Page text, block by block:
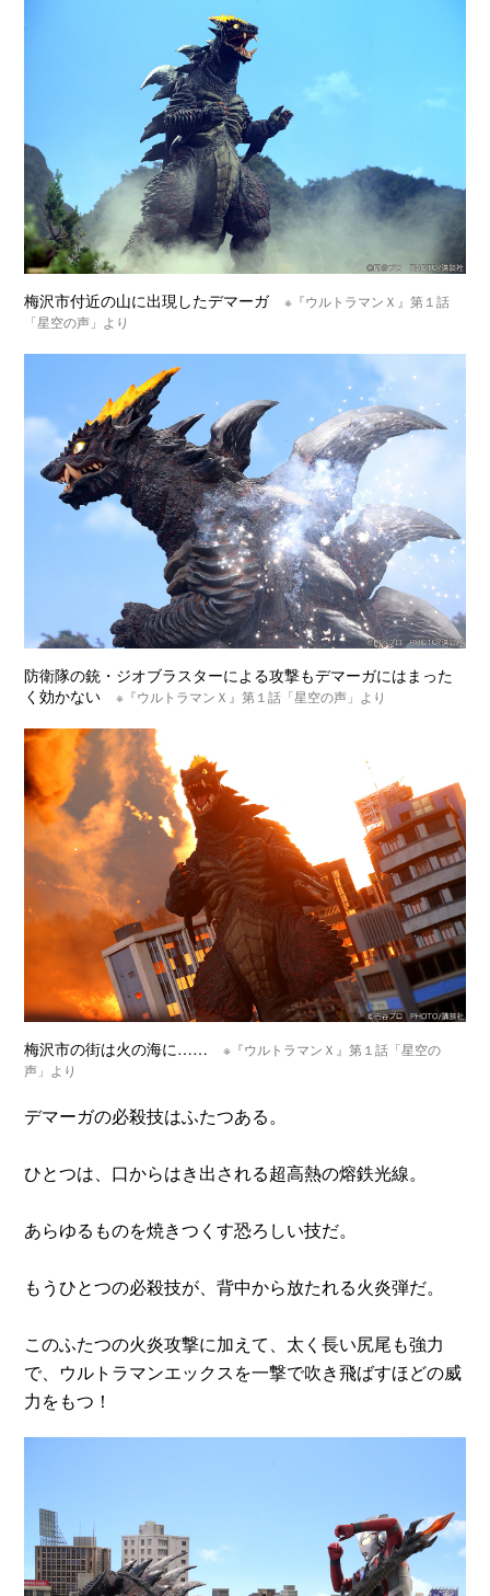
梅沢市付近の山に出現したデマーガ※『ウルトラマンＸ』第１話
「星空の声」より
防衛隊の銃・ジオブラスターによる攻撃もデマーガにはまった
く効かない※『ウルトラマンＸ』第１話「星空の声」より
梅沢市の街は火の海に……※『ウルトラマンＸ』第１話「星空の
声」より
デマーガの必殺技はふたつある。
ひとつは、口からはき出される超高熱の熔鉄光線。
あらゆるものを焼きつくす恐ろしい技だ。
もうひとつの必殺技が、背中から放たれる火炎弾だ。
このふたつの火炎攻撃に加えて、太く長い尻尾も強力
で、ウルトラマンエックスを一撃で吹き飛ばすほどの威
力をもつ！